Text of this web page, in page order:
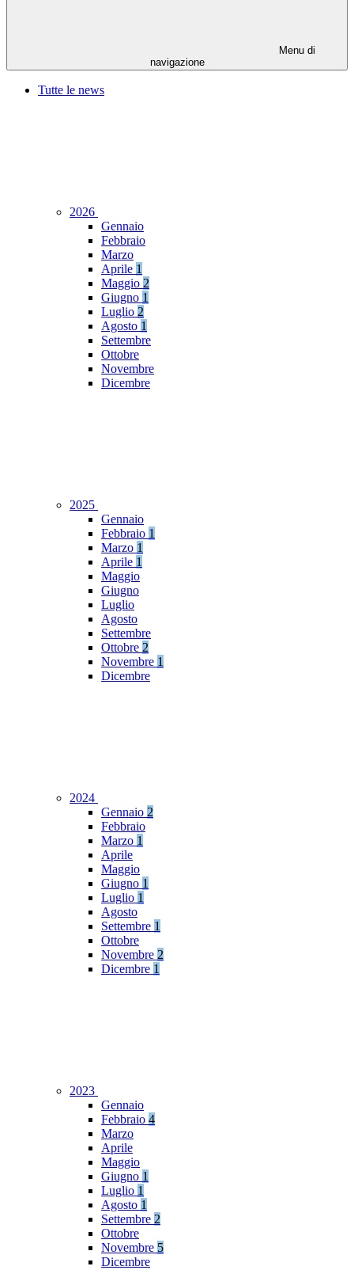
Menu di
navigazione
Tutte le news
2026
Gennaio
Febbraio
Marzo
Aprile 1
Maggio 2
Giugno 1
Luglio 2
Agosto 1
Settembre
Ottobre
Novembre
Dicembre
2025
Gennaio
Febbraio 1
Marzo 1
Aprile 1
Maggio
Giugno
Luglio
Agosto
Settembre
Ottobre 2
Novembre 1
Dicembre
2024
Gennaio 2
Febbraio
Marzo 1
Aprile
Maggio
Giugno 1
Luglio 1
Agosto
Settembre 1
Ottobre
Novembre 2
Dicembre 1
2023
Gennaio
Febbraio 4
Marzo
Aprile
Maggio
Giugno 1
Luglio 1
Agosto 1
Settembre 2
Ottobre
Novembre 5
Dicembre